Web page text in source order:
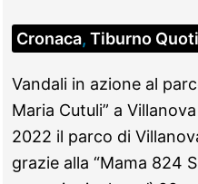
Cronaca, Tiburno
Vandali in azione al
Maria Cutuli” a
2022 il parco di
grazie alla “Mama 824